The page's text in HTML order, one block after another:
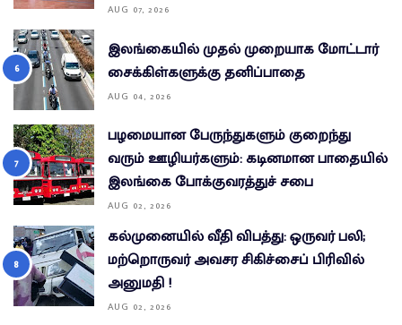
AUG 07, 2026
இலங்கையில் முதல் முறையாக மோட்டார்
சைக்கிள்களுக்கு தனிப்பாதை
AUG 04, 2026
பழமையான பேருந்துகளும் குறைந்து
வரும் ஊழியர்களும்: கடினமான பாதையில்
இலங்கை போக்குவரத்துச் சபை
AUG 02, 2026
கல்முனையில் வீதி விபத்து: ஒருவர் பலி;
மற்றொருவர் அவசர சிகிச்சைப் பிரிவில்
அனுமதி !
AUG 02, 2026